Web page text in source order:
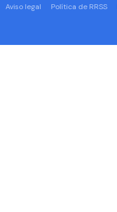
Aviso legal Política de RRSS